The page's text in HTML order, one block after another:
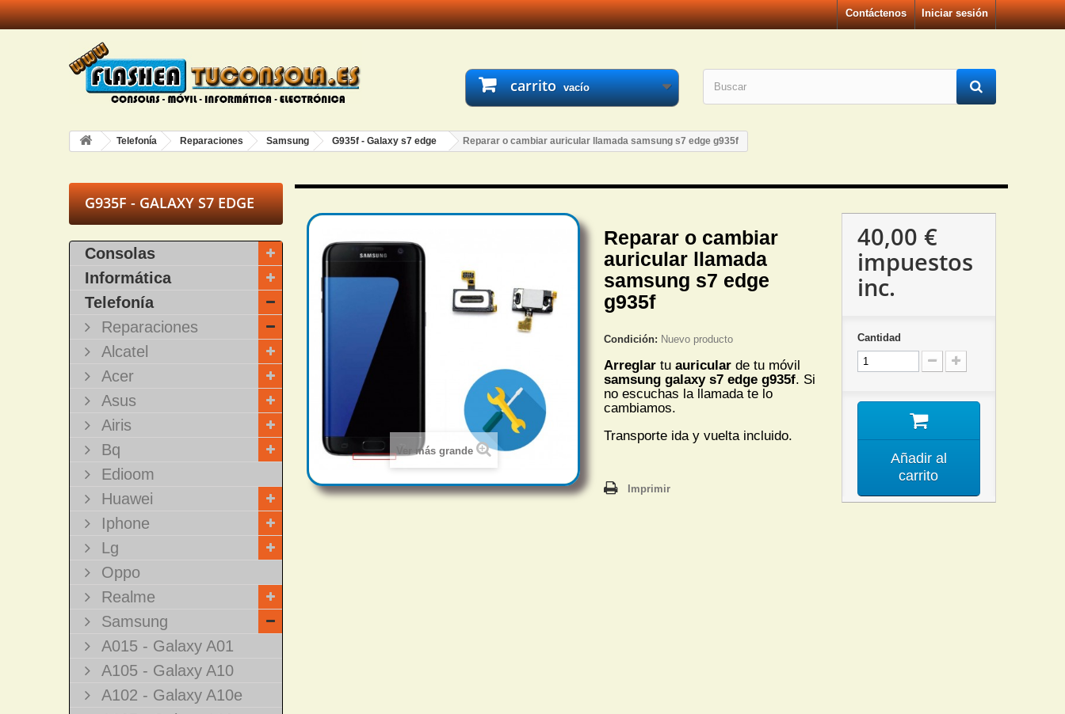
Iniciar sesión
Contáctenos
carrito vacío
Telefonía Reparaciones Samsung G935f - Galaxy s7 edge Reparar o cambiar auricular llamada samsung s7 edge g935f
G935F - GALAXY S7 EDGE
Consolas
Informática
Telefonía
Reparaciones
Alcatel
Acer
Asus
Airis
Bq
Edioom
Huawei
Iphone
Lg
Oppo
Realme
Samsung
A015 - Galaxy A01
A105 - Galaxy A10
A102 - Galaxy A10e
Ver más grande
Reparar o cambiar
auricular llamada
samsung s7 edge
g935f
Condición: Nuevo producto
Arreglar tu auricular de tu móvil
samsung galaxy s7 edge g935f. Si
no escuchas la llamada te lo
cambiamos.
Transporte ida y vuelta incluido.
Imprimir
40,00 €
impuestos
inc.
Cantidad
Añadir al
carrito